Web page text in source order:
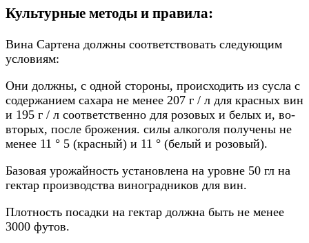
Культурные методы и правила:
Вина Сартена должны соответствовать следующим
условиям:
Они должны, с одной стороны, происходить из сусла с
содержанием сахара не менее 207 г / л для красных вин
и 195 г / л соответственно для розовых и белых и, во-
вторых, после брожения. силы алкоголя получены не
менее 11 ° 5 (красный) и 11 ° (белый и розовый).
Базовая урожайность установлена ​​на уровне 50 гл на
гектар производства виноградников для вин.
Плотность посадки на гектар должна быть не менее
3000 футов.